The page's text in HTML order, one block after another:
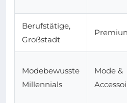
Berufstätige,
Großstadt
Modebewusste
Millennials
Mode &